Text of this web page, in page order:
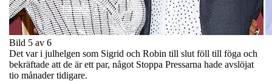
Bild 5 av 6
Det var i julhelgen som Sigrid och Robin till slut föll till föga och
bekräftade att de är ett par, något Stoppa Pressarna hade avslöjat
tio månader tidigare.